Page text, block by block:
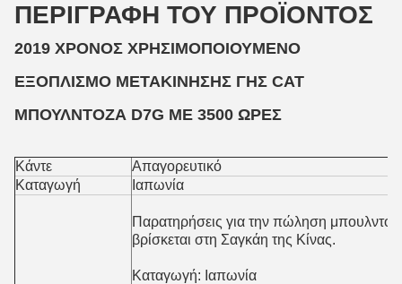
ΠΕΡΙΓΡΑΦΉ ΤΟΥ ΠΡΟΪΌΝΤΟΣ
2019 ΧΡΌΝΟΣ ΧΡΗΣΙΜΟΠΟΙΟΎΜΕΝΟ
ΕΞΟΠΛΙΣΜΌ ΜΕΤΑΚΊΝΗΣΗΣ ΓΗΣ CAT
ΜΠΟΥΛΝΤΌΖΑ D7G ΜΕ 3500 ΏΡΕΣ
Κάντε
Απαγορευτικό
Καταγωγή
Ιαπωνία
Παρατηρήσεις για την πώληση
βρίσκεται στη Σαγκάη της Κίνας.
Καταγωγή: Ιαπωνία